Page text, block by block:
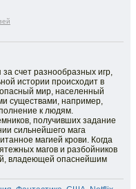
счет разнообразных игр,
истории происходит в
мир, населенный
существами, например,
к людям.
получивших задание
сильнейшего мага
магией крови. Когда
магов и разбойников
владеющей опаснейшим